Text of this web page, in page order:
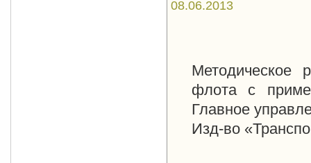
08.06.2013
Методическое
флота с
Главное
Изд-во